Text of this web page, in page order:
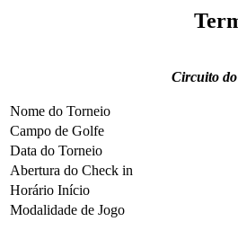
Circuito
Nome do Torneio
Campo de Golfe
Data do Torneio
Abertura do Check in
Horário Início
Modalidade de Jogo